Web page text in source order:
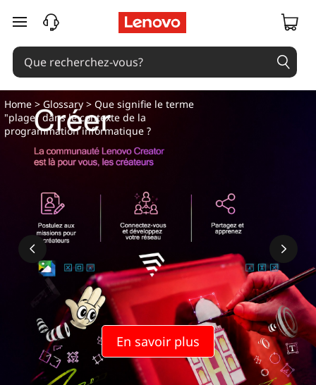
passer au contenu principal
En savoir plus
Home >Glossary > Que signifie le terme
"plage" dans le contexte de la
programmation informatique ?